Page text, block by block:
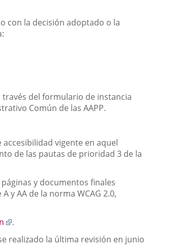
con la decisión adoptado o la
través del formulario de instancia
Común de las AAPP.
vigente en aquel
de las pautas de prioridad 3 de la
y documentos finales
y AA de la norma WCAG 2.0,
Enlace
una
.
realizado la última revisión en junio